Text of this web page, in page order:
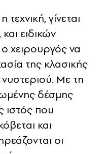
γίνεται
ειδικών
χειρουργός να
της κλασικής
Με τη
δέσμης
ιστός που
και
οι